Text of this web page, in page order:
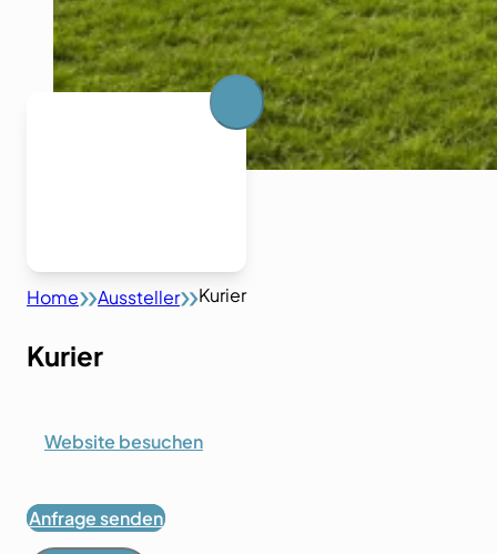
Home Aussteller Kurier
Kurier
Website besuchen
Anfrage senden